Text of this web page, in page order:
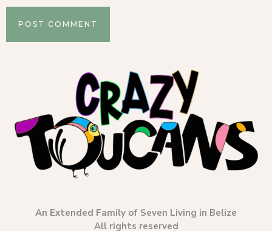
An Extended Family of Seven Living in Belize
All rights reserved